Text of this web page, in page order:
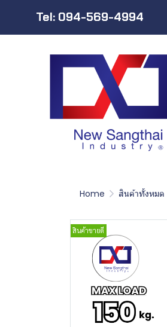
Tel: 094-569-4994
Home สินค้าทั้งหมด
สินค้าขายดี